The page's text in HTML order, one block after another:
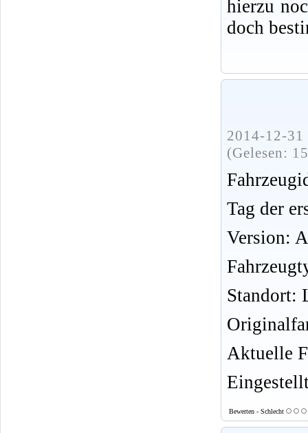
hierzu
doch
2014-12-
(Gelesen:
Tag der
Version:
Standort:
Aktuelle
Bewerten - Schlecht